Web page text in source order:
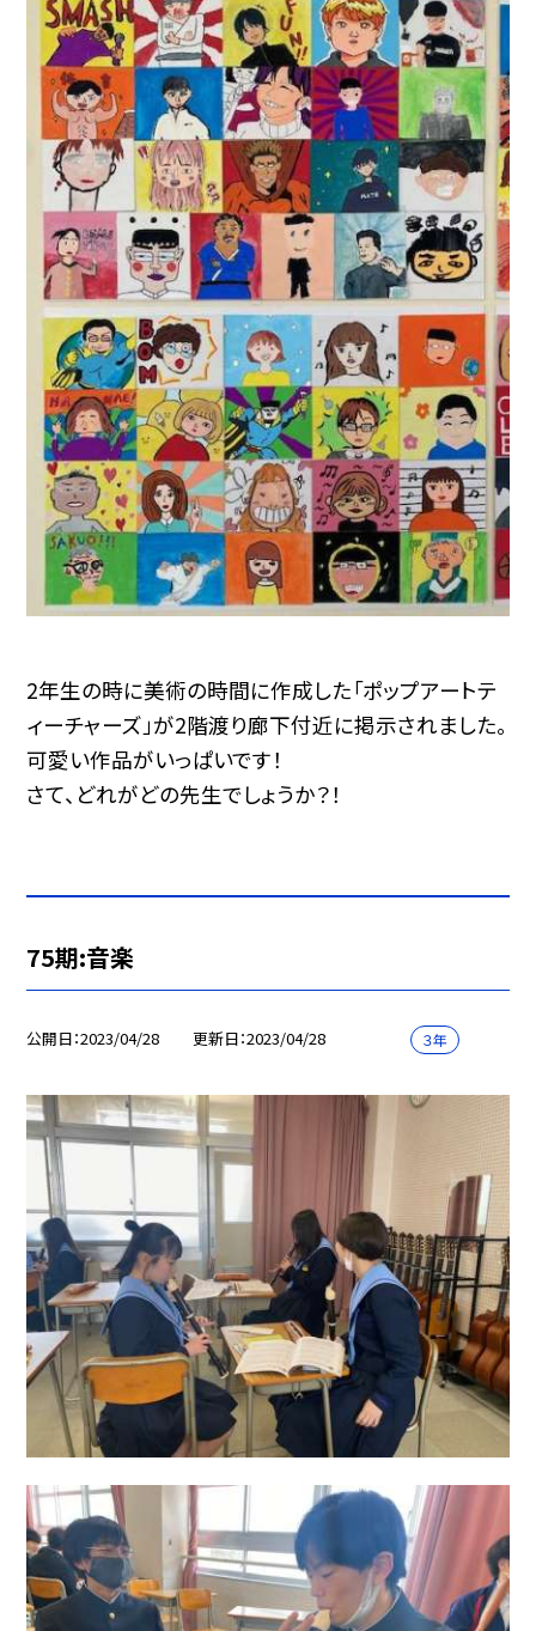
2年生の時に美術の時間に作成した「ポップアートテ
ィーチャーズ」が2階渡り廊下付近に掲示されました。
可愛い作品がいっぱいです！
さて、どれがどの先生でしょうか？！
75期:音楽
公開日 2023/04/28 更新日 2023/04/28 ３年